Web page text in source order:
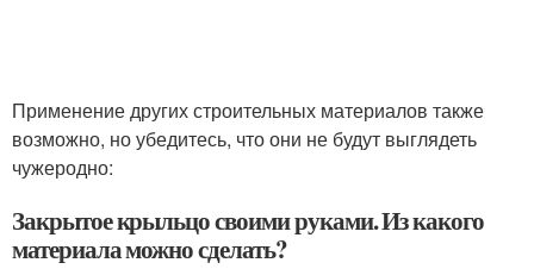
Применение других строительных материалов также
возможно, но убедитесь, что они не будут выглядеть
чужеродно:
Закрытое крыльцо своими руками. Из какого
материала можно сделать?